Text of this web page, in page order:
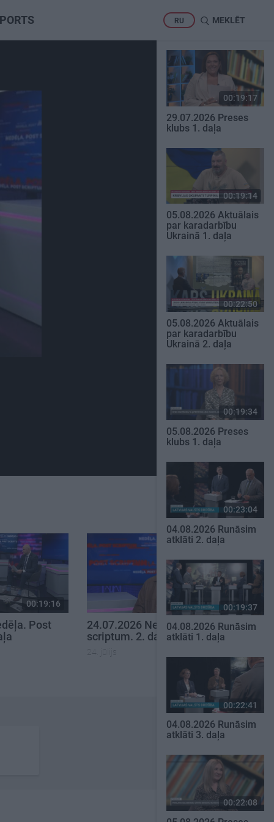
RU MEKLĒT
00:19:16
Post
00:23:11
24.07.2026 Nedēļa. Post
scriptum. 2. daļa
24. jūlijs
00:19:17
29.07.2026 Preses
klubs 1. daļa
00:19:14
05.08.2026 Aktuālais
par karadarbību
Ukrainā 1. daļa
00:22:50
05.08.2026 Aktuālais
par karadarbību
Ukrainā 2. daļa
00:19:34
05.08.2026 Preses
klubs 1. daļa
00:23:04
04.08.2026 Runāsim
atklāti 2. daļa
00:19:37
04.08.2026 Runāsim
atklāti 1. daļa
00:22:41
04.08.2026 Runāsim
atklāti 3. daļa
00:22:08